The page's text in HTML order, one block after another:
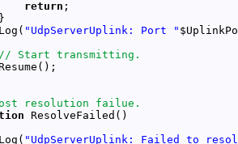
return
"UdpServerUplink: Port "
"UdpServerUplink: Failed to